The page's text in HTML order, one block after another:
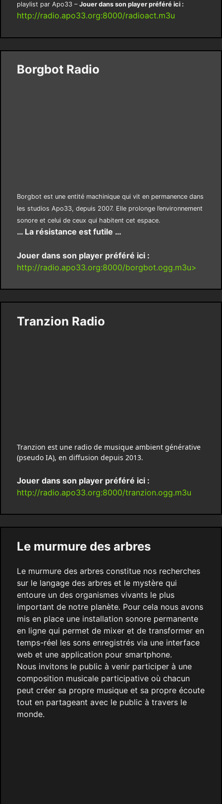
playlist par Apo33 – Jouer dans son player préféré ici :
http://radio.apo33.org:8000/radioact.m3u
Borgbot Radio
Borgbot est une entité machinique qui vit en permanence dans
les studios Apo33, depuis 2007. Elle prolonge l’environnement
sonore et celui de ceux qui habitent cet espace.
… La résistance est futile …
Jouer dans son player préféré ici :
http://radio.apo33.org:8000/borgbot.ogg.m3u>
Tranzion Radio
Tranzion est une radio de musique ambient générative
(pseudo IA), en diffusion depuis 2013.
Jouer dans son player préféré ici :
http://radio.apo33.org:8000/tranzion.ogg.m3u
Le murmure des arbres
Le murmure des arbres constitue nos recherches
sur le langage des arbres et le mystère qui
entoure un des organismes vivants le plus
important de notre planète. Pour cela nous avons
mis en place une installation sonore permanente
en ligne qui permet de mixer et de transformer en
temps-réel les sons enregistrés via une interface
web et une application pour smartphone.
Nous invitons le public à venir participer à une
composition musicale participative où chacun
peut créer sa propre musique et sa propre écoute
tout en partageant avec le public à travers le
monde.